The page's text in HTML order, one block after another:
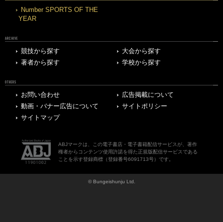
Number SPORTS OF THE
YEAR
ARCHIVE
競技から探す
大会から探す
著者から探す
学校から探す
OTHERS
お問い合わせ
広告掲載について
動画・バナー広告について
サイトポリシー
サイトマップ
ABJマークは、この電子書店・電子書籍配信サービスが、著作
権者からコンテンツ使用許諾を得た正規版配信サービスである
ことを示す登録商標（登録番号6091713号）です。
© Bungeishunju Ltd.